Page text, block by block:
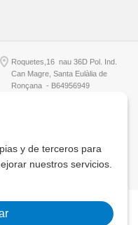
Roquetes,16 nau 36D Pol. Ind.
Can Magre, Santa Eulàlia de
Ronçana - B64956949
y de terceros para
nuestros servicios.